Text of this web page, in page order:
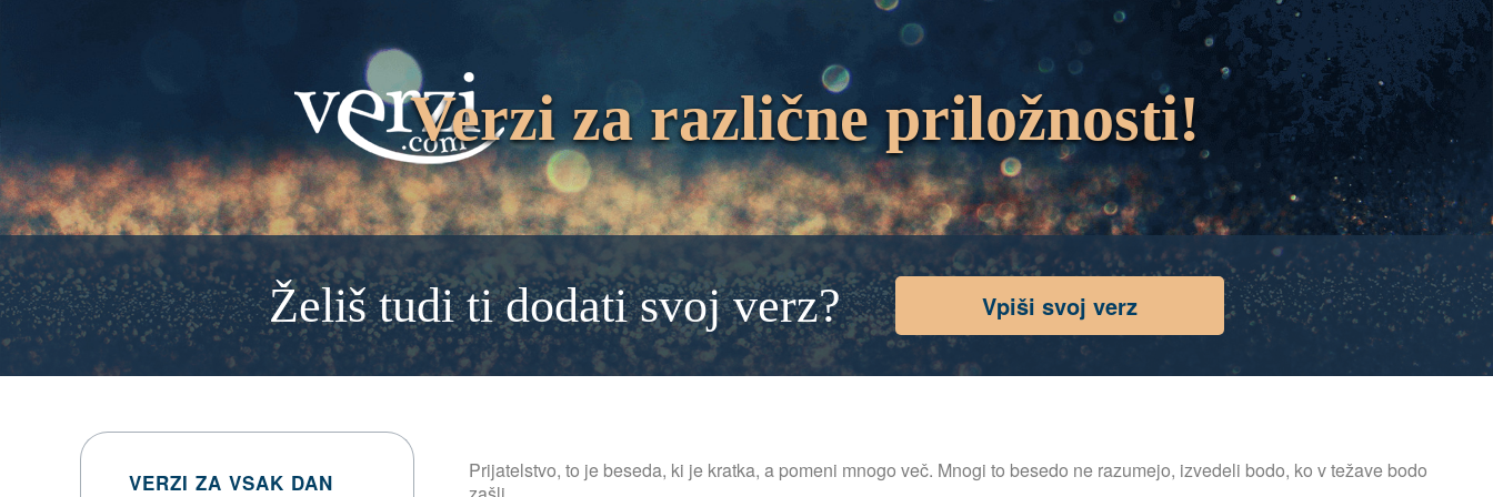
Verzi za različne priložnosti!
Želiš tudi ti dodati svoj verz? Vpiši svoj verz
Prijatelstvo, to je beseda, ki je kratka, a pomeni mnogo več. Mnogi to besedo ne razumejo, izvedeli bodo, ko v težave bodo
VERZI ZA VSAK DAN